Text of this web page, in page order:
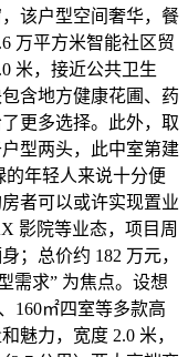
该户型空间奢华，餐
万平方米智能社区贸
米，接近公共卫生
含地方健康花圃、药
更多选择。此外，取
型两头，此中室第建
的年轻人来说十分便
者可以或许实现置业
影院等业态，项目周
；总价约 182 万元，
需求” 为焦点。设想
160㎡四室等多款高
魅力，宽度 2.0 米，